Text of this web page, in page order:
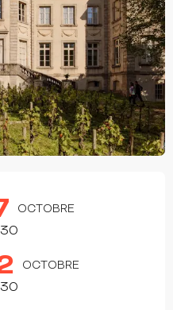
OCTOBRE
OCTOBRE